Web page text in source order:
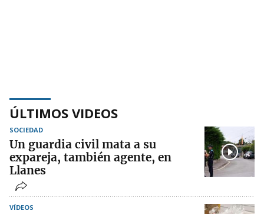
ÚLTIMOS VIDEOS
SOCIEDAD
Un guardia civil mata a su
expareja, también agente, en
Llanes
VÍDEOS